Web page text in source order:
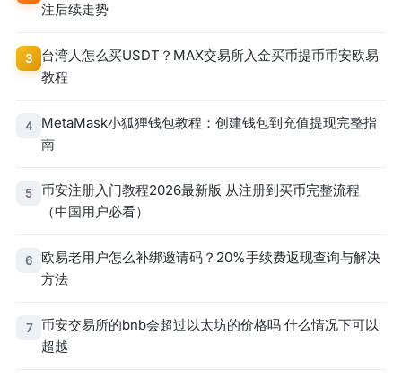
注后续走势
3
台湾人怎么买USDT？MAX交易所入金买币提币币安欧易
教程
4
MetaMask小狐狸钱包教程：创建钱包到充值提现完整指
南
5
币安注册入门教程2026最新版 从注册到买币完整流程
（中国用户必看）
6
欧易老用户怎么补绑邀请码？20%手续费返现查询与解决
方法
7
币安交易所的bnb会超过以太坊的价格吗 什么情况下可以
超越